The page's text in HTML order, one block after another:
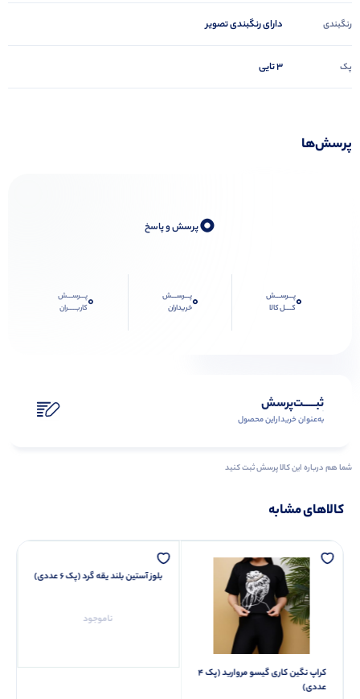
رنگبندی دارای رنگبندی تصویر
پک 3 تایی
پرسش‌ها
0پرسش و پاسخ
0پـــرســـش
کــــل کالا
0پـــرســـش
خریداران
0پـــرســـش
کاربـــــران
ثبـــــت‌پرسش
به‌عنوان ‌خریدار‌این‌ محصول
شما هم درباره این کالا پرسش ثبت کنید
کالاهای مشابه
کراپ نگین کاری گیسو مروارید (پک 4
عددی)
بلوز آستین بلند یقه گرد (پک 6 عددی)
ناموجود